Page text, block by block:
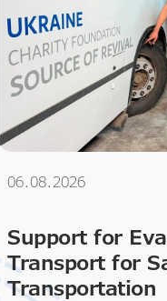
06.08.2026
Support for
Transport for
Transportation